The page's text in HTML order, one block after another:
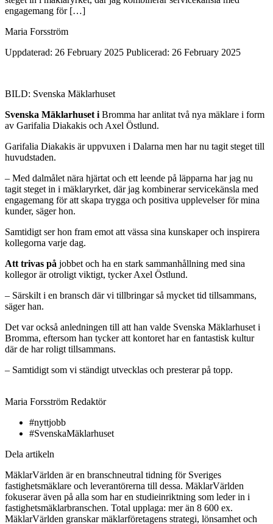
engagemang för […]
Maria Forsström
Uppdaterad: 26 February 2025 Publicerad: 26 February 2025
BILD: Svenska Mäklarhuset
Svenska Mäklarhuset i Bromma har anlitat två nya mäklare i form
av Garifalia Diakakis och Axel Östlund.
Garifalia Diakakis är uppvuxen i Dalarna men har nu tagit steget till
huvudstaden.
– Med dalmålet nära hjärtat och ett leende på läpparna har jag nu
tagit steget in i mäklaryrket, där jag kombinerar servicekänsla med
engagemang för att skapa trygga och positiva upplevelser för mina
kunder, säger hon.
Samtidigt ser hon fram emot att vässa sina kunskaper och inspirera
kollegorna varje dag.
Att trivas på jobbet och ha en stark sammanhållning med sina
kollegor är otroligt viktigt, tycker Axel Östlund.
– Särskilt i en bransch där vi tillbringar så mycket tid tillsammans,
säger han.
Det var också anledningen till att han valde Svenska Mäklarhuset i
Bromma, eftersom han tycker att kontoret har en fantastisk kultur
där de har roligt tillsammans.
– Samtidigt som vi ständigt utvecklas och presterar på topp.
Maria Forsström Redaktör
#nyttjobb
#SvenskaMäklarhuset
Dela artikeln
MäklarVärlden är en branschneutral tidning för Sveriges
fastighetsmäklare och leverantörerna till dessa. MäklarVärlden
fokuserar även på alla som har en studieinriktning som leder in i
fastighetsmäklarbranschen. Total upplaga: mer än 8 600 ex.
MäklarVärlden granskar mäklarföretagens strategi, lönsamhet och